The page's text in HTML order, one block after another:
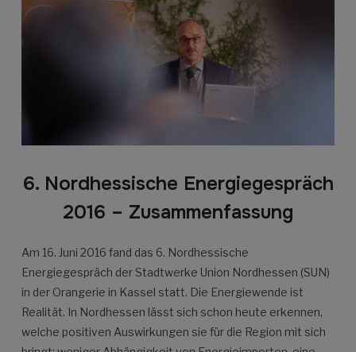
6. Nordhessische Energiegespräch
2016 – Zusammenfassung
Am 16. Juni 2016 fand das 6. Nordhessische
Energiegespräch der Stadtwerke Union Nordhessen (SUN)
in der Orangerie in Kassel statt. Die Energiewende ist
Realität. In Nordhessen lässt sich schon heute erkennen,
welche positiven Auswirkungen sie für die Region mit sich